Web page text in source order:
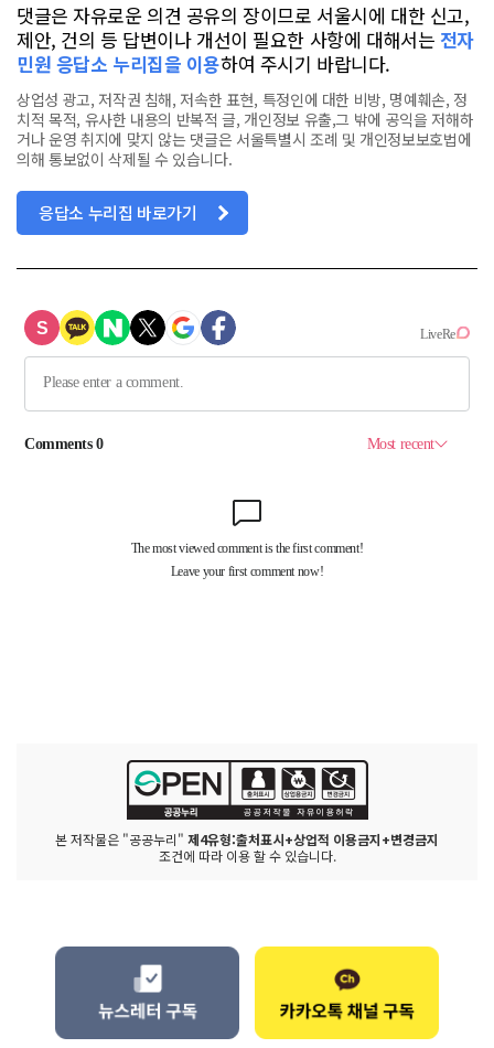
댓글은 자유로운 의견 공유의 장이므로 서울시에 대한 신고,
제안, 건의 등 답변이나 개선이 필요한 사항에 대해서는 전자
민원 응답소 누리집을 이용하여 주시기 바랍니다.
상업성 광고, 저작권 침해, 저속한 표현, 특정인에 대한 비방, 명예훼손, 정
치적 목적, 유사한 내용의 반복적 글, 개인정보 유출,그 밖에 공익을 저해하
거나 운영 취지에 맞지 않는 댓글은 서울특별시 조례 및 개인정보보호법에
의해 통보없이 삭제될 수 있습니다.
응답소 누리집 바로가기
본 저작물은 "공공누리" 제4유형:출처표시+상업적 이용금지+변경금지
조건에 따라 이용 할 수 있습니다.